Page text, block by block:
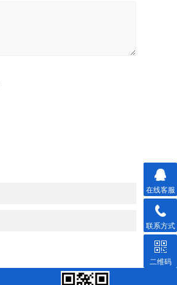
在线客服
联系方式
二维码